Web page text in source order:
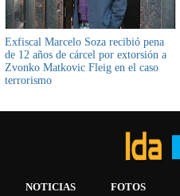
Exfiscal Marcelo Soza recibió pena
de 12 años de cárcel por extorsión a
Zvonko Matkovic Fleig en el caso
terrorismo
NOTICIAS FOTOS